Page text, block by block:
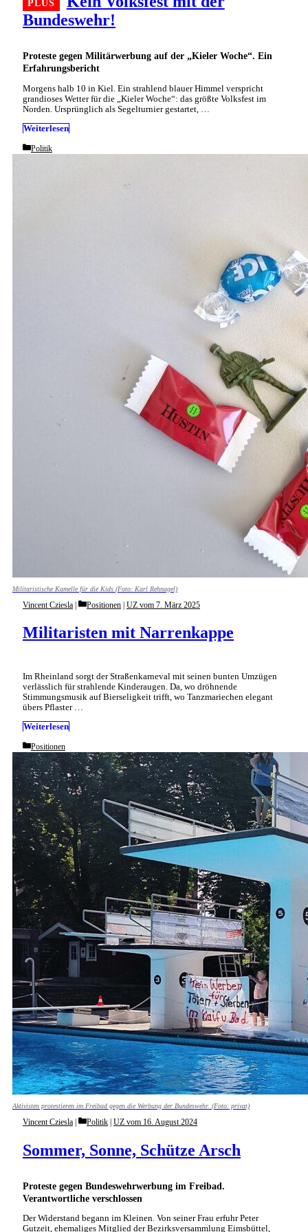
Proteste gegen Militärwerbung auf der „Kieler Woche“. Ein
Erfahrungsbericht
Bundeswehr!
Morgens halb 10 in Kiel. Ein strahlend blauer Himmel verspricht
grandioses Wetter für die „Kieler Woche“: das größte Volksfest im
Norden. Ursprünglich als Segelturnier gestartet, …
Weiterlesen
Categories
Politik
Militaristische Kamelle für die Kids (Foto: Karl Rehnagel)
Militaristen mit Narrenkappe
Vincent Cziesla Categories
Positionen | UZ vom 7. März 2025
Im Rheinland sorgt der Straßenkarneval mit seinen bunten Umzügen
verlässlich für strahlende Kinderaugen. Da, wo dröhnende
Stimmungsmusik auf Bierseligkeit trifft, wo Tanzmariechen elegant
übers Pflaster …
Weiterlesen
Categories
Positionen
Aktivisten protestieren im Freibad gegen die Werbung der Bundeswehr. (Foto: privat)
Proteste gegen Bundeswehrwerbung im Freibad.
Verantwortliche verschlossen
Sommer, Sonne, Schütze Arsch
Vincent Cziesla Categories
Politik | UZ vom 16. August 2024
Der Widerstand begann im Kleinen. Von seiner Frau erfuhr Peter
Gutzeit, ehemaliges Mitglied der Bezirksversammlung Eimsbüttel,